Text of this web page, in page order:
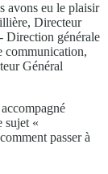
avons eu le plaisir
Directeur
Direction générale
communication,
Général
sujet «
passer à